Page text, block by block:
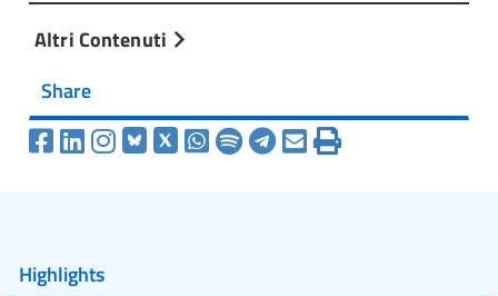
Altri Contenuti
Share
Highlights